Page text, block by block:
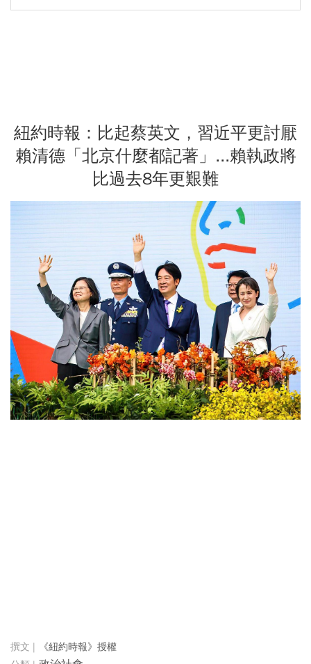
紐約時報：比起蔡英文，習近平更討厭
賴清德「北京什麼都記著」...賴執政將
比過去8年更艱難
《紐約時報》授權